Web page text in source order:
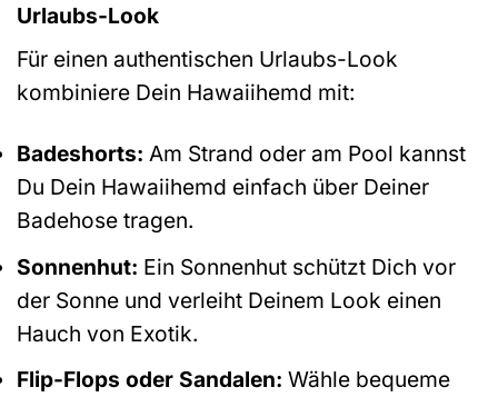
Urlaubs-Look
Für einen authentischen Urlaubs-Look
kombiniere Dein Hawaiihemd mit:
Badeshorts: Am Strand oder am Pool kannst
Du Dein Hawaiihemd einfach über Deiner
Badehose tragen.
Sonnenhut: Ein Sonnenhut schützt Dich vor
der Sonne und verleiht Deinem Look einen
Hauch von Exotik.
Flip-Flops oder Sandalen: Wähle bequeme